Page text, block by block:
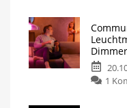
Dimmer
1